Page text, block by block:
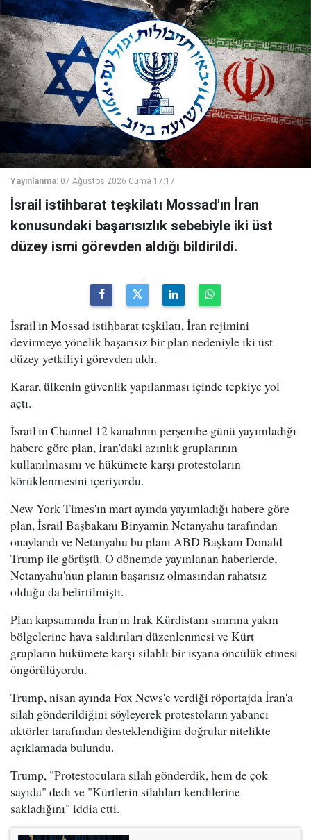
Yayınlanma: 07 Ağustos 2026 Cuma 17:17
İsrail istihbarat teşkilatı Mossad'ın İran
konusundaki başarısızlık sebebiyle iki üst
düzey ismi görevden aldığı bildirildi.
İsrail'in Mossad istihbarat teşkilatı, İran rejimini
devirmeye yönelik başarısız bir plan nedeniyle iki üst
düzey yetkiliyi görevden aldı.
Karar, ülkenin güvenlik yapılanması içinde tepkiye yol
açtı.
İsrail'in Channel 12 kanalının perşembe günü yayımladığı
habere göre plan, İran'daki azınlık gruplarının
kullanılmasını ve hükümete karşı protestoların
körüklenmesini içeriyordu.
New York Times'ın mart ayında yayımladığı habere göre
plan, İsrail Başbakanı Binyamin Netanyahu tarafından
onaylandı ve Netanyahu bu planı ABD Başkanı Donald
Trump ile görüştü. O dönemde yayınlanan haberlerde,
Netanyahu'nun planın başarısız olmasından rahatsız
olduğu da belirtilmişti.
Plan kapsamında İran'ın Irak Kürdistanı sınırına yakın
bölgelerine hava saldırıları düzenlenmesi ve Kürt
grupların hükümete karşı silahlı bir isyana öncülük etmesi
öngörülüyordu.
Trump, nisan ayında Fox News'e verdiği röportajda İran'a
silah gönderildiğini söyleyerek protestoların yabancı
aktörler tarafından desteklendiğini doğrular nitelikte
açıklamada bulundu.
Trump, "Protestoculara silah gönderdik, hem de çok
sayıda" dedi ve "Kürtlerin silahları kendilerine
sakladığını" iddia etti.